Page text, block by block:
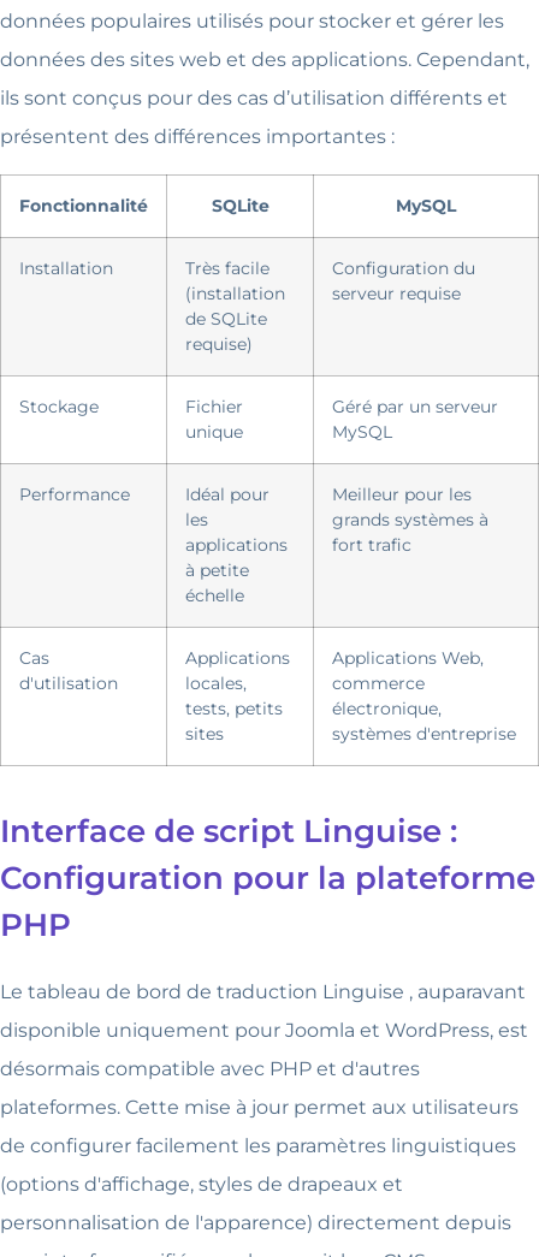
données populaires utilisés pour stocker et gérer les
données des sites web et des applications. Cependant,
ils sont conçus pour des cas d’utilisation différents et
présentent des différences importantes :
Fonctionnalité SQLite MySQL
Installation
Très facile
(installation
de SQLite
requise)
Configuration du
serveur requise
Stockage
Fichier
unique
Géré par un serveur
MySQL
Performance
Idéal pour
les
applications
à petite
échelle
Meilleur pour les
grands systèmes à
fort trafic
Cas
d'utilisation
Applications
locales,
tests, petits
sites
Applications Web,
commerce
électronique,
systèmes d'entreprise
Interface de script Linguise :
Configuration pour la plateforme
PHP
Le tableau de bord de traduction Linguise , auparavant
disponible uniquement pour Joomla et WordPress, est
désormais compatible avec PHP et d'autres
plateformes. Cette mise à jour permet aux utilisateurs
de configurer facilement les paramètres linguistiques
(options d'affichage, styles de drapeaux et
personnalisation de l'apparence) directement depuis